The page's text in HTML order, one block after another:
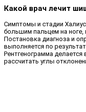
Какой врач лечит
Симптомы и стадии
большим пальцем на ноге,
Постановка диагноза и
выполняется по
Рентгенограмма делается
рассчитать углы